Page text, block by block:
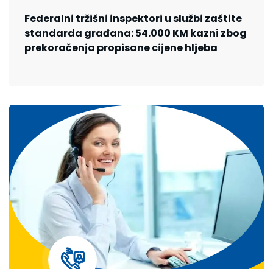
Federalni tržišni inspektori u službi zaštite
standarda građana: 54.000 KM kazni zbog
prekoračenja propisane cijene hljeba